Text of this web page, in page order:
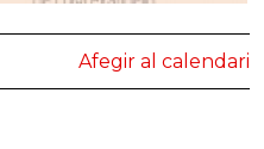
Afegir al calendari